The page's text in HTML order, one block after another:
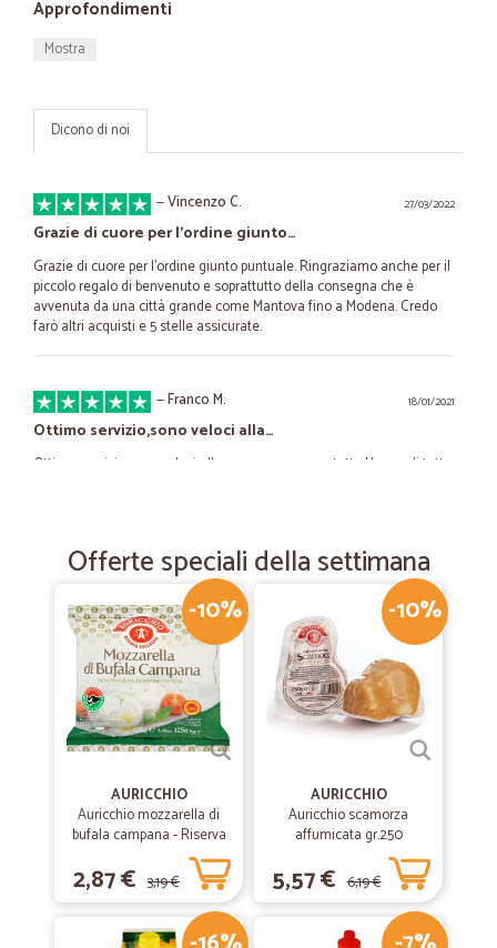
Approfondimenti
Mostra
Dicono di noi
27/03/2022
—Vincenzo C.
Grazie di cuore per l'ordine giunto…
Grazie di cuore per l'ordine giunto puntuale. Ringraziamo anche per il
piccolo regalo di benvenuto e soprattutto della consegna che è
avvenuta da una città grande come Mantova fino a Modena. Credo
farò altri acquisti e 5 stelle assicurate.
18/01/2021
—Franco M.
Ottimo servizio,sono veloci alla…
Ottimo servizio,sono veloci alla consegna e sopratutto Hanno di tutto.
Bel sito
Bel sito, vasta scelta, buone offerte. Consegna rapida.
12/06/2020
—Francesca F.
Eccezionale
Eccezionale, tutto freschissimo e ben confezionato. Anche il corriere
è super simpatico!
—Luca B.
spedizione rapida e ottimo prodotto
Offerte speciali della settimana
-10%
AURICCHIO
Auricchio mozzarella di
bufala campana - Riserva
esclusiva gr.125
2,87 € 3,19 €
-10%
AURICCHIO
Auricchio scamorza
affumicata gr.250
5,57 € 6,19 €